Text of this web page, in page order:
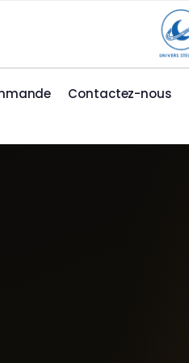
Contactez-nous